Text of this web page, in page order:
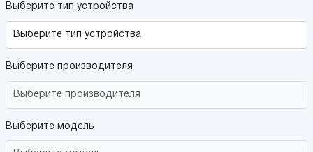
Выберите тип устройства
Выберите производителя
Выберите модель